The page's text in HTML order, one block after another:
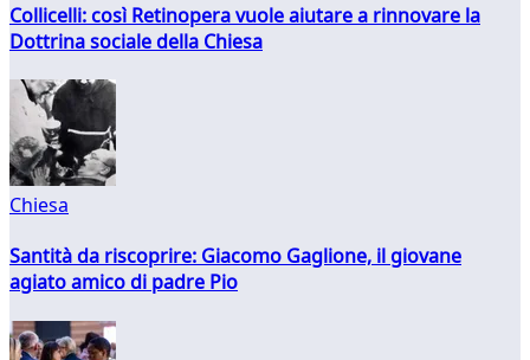
Collicelli: così Retinopera vuole aiutare a rinnovare la
Dottrina sociale della Chiesa
Chiesa
Santità da riscoprire: Giacomo Gaglione, il giovane
agiato amico di padre Pio